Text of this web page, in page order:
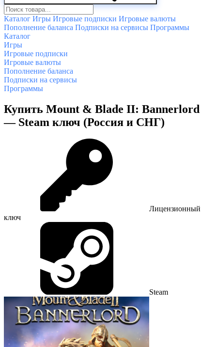
Каталог Игры Игровые подписки Игровые валюты
Пополнение баланса Подписки на сервисы Программы
Каталог
Игры
Игровые подписки
Игровые валюты
Пополнение баланса
Подписки на сервисы
Программы
Купить Mount & Blade II: Bannerlord
— Steam ключ (Россия и СНГ)
Лицензионный
ключ
Steam